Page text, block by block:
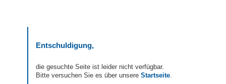
Entschuldigung,
die gesuchte Seite ist leider nicht verfügbar.
Bitte versuchen Sie es über unsereStartseite